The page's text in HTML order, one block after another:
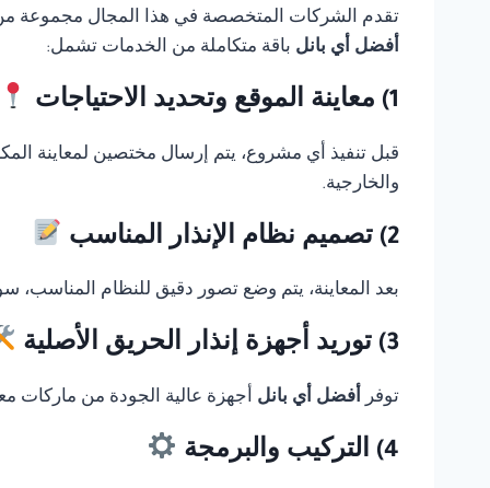
تقدم الشركات المتخصصة في هذا المجال مجموعة من
أفضل أي بانل باقة متكاملة من الخدمات تشمل:
1) معاينة الموقع وتحديد الاحتياجات
قبل تنفيذ أي مشروع، يتم إرسال مختصين لمعاينة
والخارجية.
2) تصميم نظام الإنذار المناسب
بعد المعاينة، يتم وضع تصور دقيق للنظام المناسب،
3) توريد أجهزة إنذار الحريق الأصلية
توفر أفضل أي بانل أجهزة عالية الجودة من ماركات
4) التركيب والبرمجة